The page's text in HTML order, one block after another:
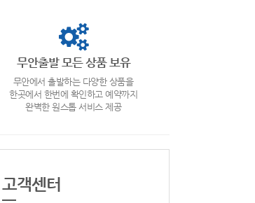
무안출발 모든 상품 보유
무안에서 출발하는 다양한 상품을
한곳에서 한번에 확인하고 예약까지
완벽한 원스톱 서비스 제공
고객센터